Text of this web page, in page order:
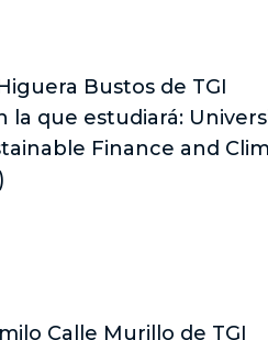
Bustos de TGI
la que estudiará:
Finance and
Calle Murillo de TGI